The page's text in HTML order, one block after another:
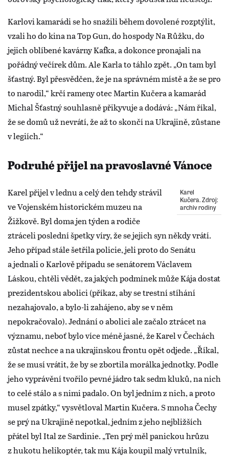
Karlovi kamarádi se ho snažili během dovolené rozptýlit,
vzali ho do kina na Top Gun, do hospody Na Růžku, do
jejich oblíbené kavárny Kafka, a dokonce pronajali na
pořádný večírek dům. Ale Karla to táhlo zpět. „On tam byl
šťastný. Byl přesvědčen, že je na správném místě a že se pro
to narodil,“ krčí rameny otec Martin Kučera a kamarád
Michal Šťastný souhlasně přikyvuje a dodává: „Nám říkal,
že se domů už nevrátí, že až to skončí na Ukrajině, zůstane
v legiích.“
Podruhé přijel na pravoslavné Vánoce
Karel
Kučera. Zdroj:
archiv rodiny
Karel přijel v lednu a celý den tehdy strávil
ve Vojenském historickém muzeu na
Žižkově. Byl doma jen týden a rodiče
ztráceli poslední špetky víry, že se jejich syn někdy vrátí.
Jeho případ stále šetřila policie, jeli proto do Senátu
a jednali o Karlově případu se senátorem Václavem
Láskou, chtěli vědět, za jakých podmínek může Kája dostat
prezidentskou abolici (příkaz, aby se trestní stíhání
nezahajovalo, a bylo-li zahájeno, aby se v něm
nepokračovalo). Jednání o abolici ale začalo ztrácet na
významu, neboť bylo více méně jasné, že Karel v Čechách
zůstat nechce a na ukrajinskou frontu opět odjede. „Říkal,
že se musí vrátit, že by se zbortila morálka jednotky. Podle
jeho vyprávění tvořilo pevné jádro tak sedm kluků, na nich
to celé stálo a s nimi padalo. On byl jedním z nich, a proto
musel zpátky,“ vysvětloval Martin Kučera. S mnoha Čechy
se prý na Ukrajině nepotkal, jedním z jeho nejbližších
přátel byl Ital ze Sardinie. „Ten prý měl panickou hrůzu
z hukotu helikoptér, tak mu Kája koupil malý vrtulník,